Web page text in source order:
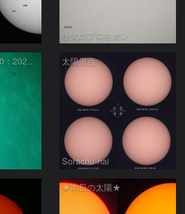
小犬のプロキオン
活動領域 4498,4500：2026/08/08 太陽黒点
Sorachu-hai
★本日の太陽★